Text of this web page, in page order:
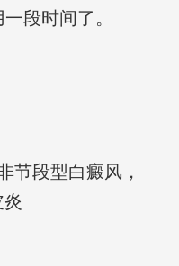
段时间了。
节段型白癜风，